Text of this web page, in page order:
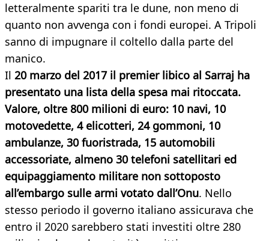
letteralmente spariti tra le dune, non meno di
quanto non avvenga con i fondi europei. A Tripoli
sanno di impugnare il coltello dalla parte del
manico.
Il 20 marzo del 2017 il premier libico al Sarraj ha
presentato una lista della spesa mai ritoccata.
Valore, oltre 800 milioni di euro: 10 navi, 10
motovedette, 4 elicotteri, 24 gommoni, 10
ambulanze, 30 fuoristrada, 15 automobili
accessoriate, almeno 30 telefoni satellitari ed
equipaggiamento militare non sottoposto
all’embargo sulle armi votato dall’Onu. Nello
stesso periodo il governo italiano assicurava che
entro il 2020 sarebbero stati investiti oltre 280